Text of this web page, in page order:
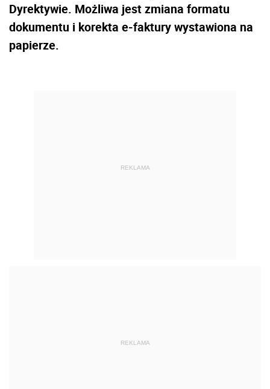
Dyrektywie. Możliwa jest zmiana formatu
dokumentu i korekta e-faktury wystawiona na
papierze.
REKLAMA
REKLAMA